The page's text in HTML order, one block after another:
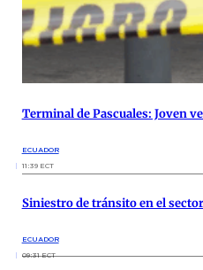
Terminal de Pascuales: Joven
ECUADOR
11:39 ECT
Siniestro de tránsito en el
ECUADOR
09:31 ECT